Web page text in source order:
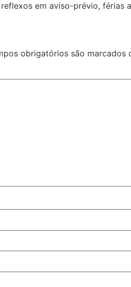
em aviso-prévio, férias
obrigatórios são marcados